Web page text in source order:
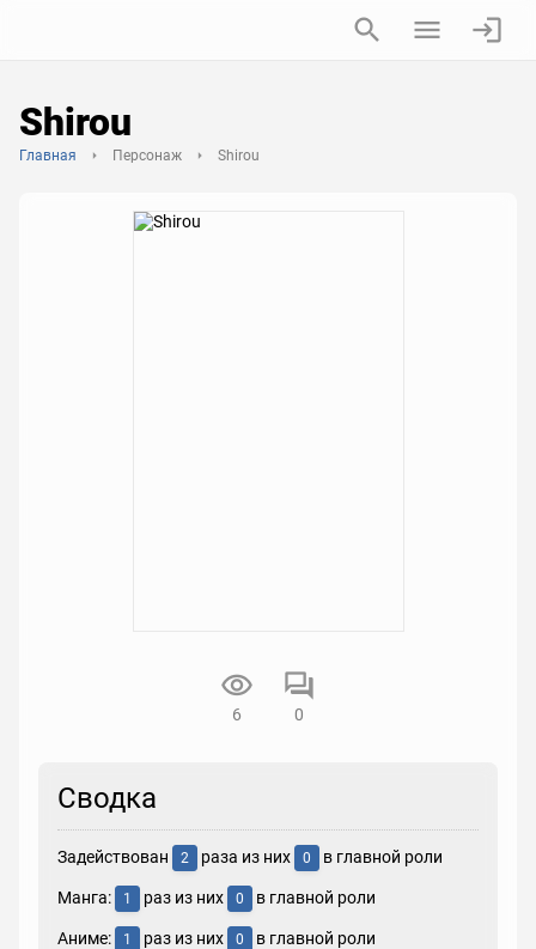
Shirou
Главная Персонаж Shirou
6 0
Сводка
Задействован 2 раза из них 0 в главной роли
Манга: 1 раз из них 0 в главной роли
Аниме: 1 раз из них 0 в главной роли